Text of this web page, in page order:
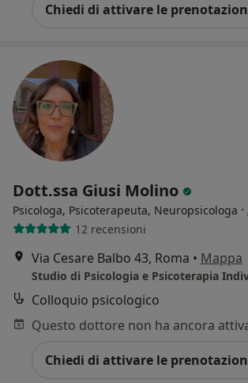
Chiedi di attivare le
Dott.ssa Giusi Molino
Psicologa, Psicoterapeuta, Neuropsicologa ·
12 recensioni
Via Cesare Balbo 43, Roma • Mappa
Colloquio psicologico
Chiedi di attivare le